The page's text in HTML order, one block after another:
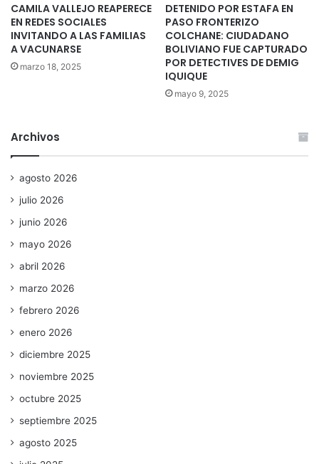
CAMILA VALLEJO REAPERECE
EN REDES SOCIALES
INVITANDO A LAS FAMILIAS
A VACUNARSE
marzo 18, 2025
DETENIDO POR ESTAFA EN
PASO FRONTERIZO
COLCHANE: CIUDADANO
BOLIVIANO FUE CAPTURADO
POR DETECTIVES DE DEMIG
IQUIQUE
mayo 9, 2025
Archivos
agosto 2026
julio 2026
junio 2026
mayo 2026
abril 2026
marzo 2026
febrero 2026
enero 2026
diciembre 2025
noviembre 2025
octubre 2025
septiembre 2025
agosto 2025